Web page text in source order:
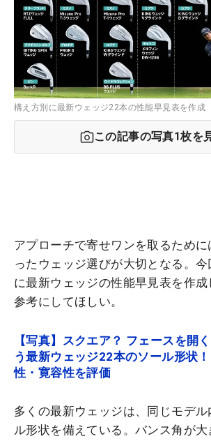
構え方別に最新ウェッジ22本の性能早見表を作成
この記事の写真1枚を
アプローチで寄せワンを取るため
ったウェッジ選びが大切となる。今
に最新ウェッジの性能早見表を作
参考にしてほしい。
【写真】スクエア？ フェースを開
う最新ウェッジ22本のソール形状
性・寛容性を評価
多くの最新ウェッジは、同じモデ
ル形状を備えている。バンス角が